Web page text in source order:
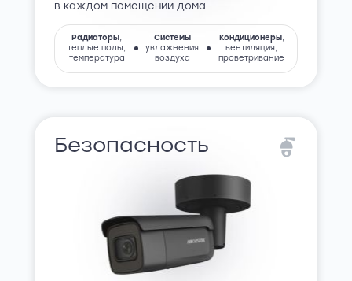
в каждом помещении дома
Радиаторы,
теплые полы,
температура
Системы
увлажнения
воздуха
Кондиционеры,
вентиляция,
проветривание
Безопасность